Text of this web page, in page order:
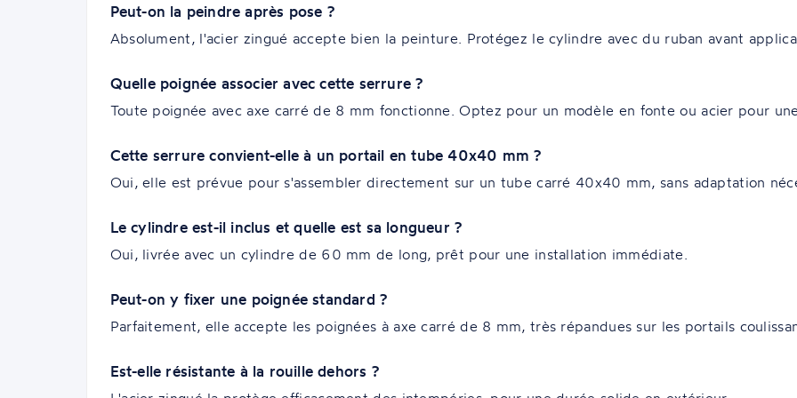
Peut-on la peindre après pose ?
Absolument, l'acier zingué accepte bien la peinture. Protégez le cylindre avec du ruban avant
Quelle poignée associer avec cette serrure ?
Toute poignée avec axe carré de 8 mm fonctionne. Optez pour un modèle en fonte ou acier pour
Cette serrure convient-elle à un portail en tube 40x40 mm ?
Oui, elle est prévue pour s'assembler directement sur un tube carré 40x40 mm, sans adaptation
Le cylindre est-il inclus et quelle est sa longueur ?
Oui, livrée avec un cylindre de 60 mm de long, prêt pour une installation immédiate.
Peut-on y fixer une poignée standard ?
Parfaitement, elle accepte les poignées à axe carré de 8 mm, très répandues sur les portails
Est-elle résistante à la rouille dehors ?